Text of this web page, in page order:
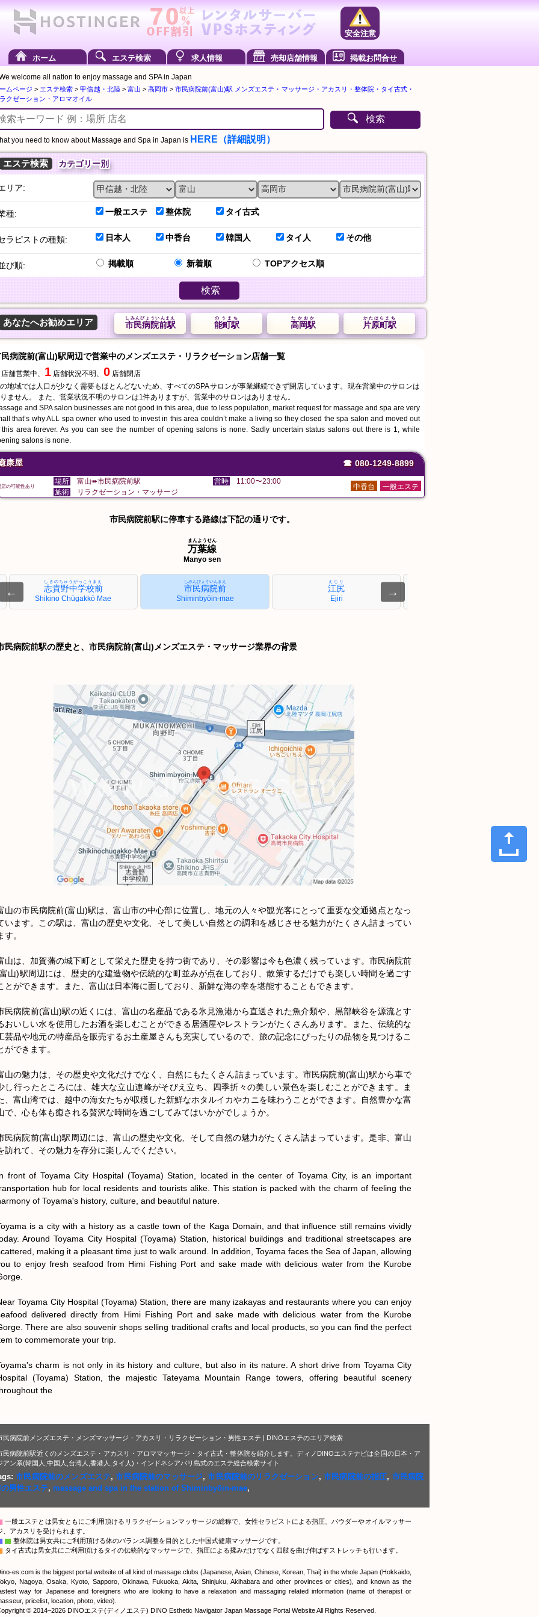
安全注意
ホーム エステ検索 求人情報 売却店舗情報 掲載お問合せ
welcome all nation to enjoy massage and SPA in Japan
ムページ > エステ検索 >甲信越・北陸> 富山 > 高岡市> 市民病院前(富山)駅 メンズエステ・マッサージ・アカスリ・整体院・タイ古式・
クゼーション・アロマオイル
検索
you need to know about Massage and Spa in Japan is HERE（詳細説明）
エステ検索 カテゴリー別
リア:
種: 一般エステ 整体院 タイ古式
ラピストの種類: 日本人 中香台 韓国人 タイ人 その他
び順: 掲載順 新着順 TOPアクセス順
検索
あなたへお勧めエリア 片原町駅
かたはらまち
高岡駅
たかおか
能町駅
のうまち
市民病院前駅
しみんびょういんまえ
病院前(富山)駅周辺で営業中のメンズエステ・リラクゼーション店舗一覧
店舗営業中、 1 店舗状況不明、 0 店舗閉店
地域では人口が少なく需要もほとんどないため、すべてのSPAサロンが事業継続できず閉店しています。現在営業中のサロンは
ません。 また、営業状況不明のサロンは1件ありますが、営業中のサロンはありません。
and SPA salon businesses are not good in this area, due to less population, market request for massage and spa are very
that’s why ALL spa owner who used to invest in this area couldn’t make a living so they closed the spa salon and moved out
this area forever. As you can see the number of opening salons is none. Sadly uncertain status salons out there is 1, while
salons is none.
康屋 ☎ 080-1249-8899
店の可能性あり
場所 富山➠市民病院前駅 営時 11:00〜23:00
一般エステ
中香台
施術 リラクゼーション・マッサージ
市民病院前駅に停車する路線は下記の通りです。
万葉線
まんようせん
Manyo sen
← 志貴野中学校前
しきのちゅうがっこうまえ
Shikino Chūgakkō Mae
市民病院前
しみんびょういんまえ
Shiminbyōin-mae
江尻
えじり
Ejiri
→
民病院前駅の歴史と、市民病院前(富山)メンズエステ・マッサージ業界の背景
山の市民病院前(富山)駅は、富山市の中心部に位置し、地元の人々や観光客にとって重要な交通拠点となっ
います。この駅は、富山の歴史や文化、そして美しい自然との調和を感じさせる魅力がたくさん詰まってい
す。
山は、加賀藩の城下町として栄えた歴史を持つ街であり、その影響は今も色濃く残っています。市民病院前
山)駅周辺には、歴史的な建造物や伝統的な町並みが点在しており、散策するだけでも楽しい時間を過ごす
とができます。また、富山は日本海に面しており、新鮮な海の幸を堪能することもできます。
民病院前(富山)駅の近くには、富山の名産品である氷見漁港から直送された魚介類や、黒部峡谷を源流とす
おいしい水を使用したお酒を楽しむことができる居酒屋やレストランがたくさんあります。また、伝統的な
芸品や地元の特産品を販売するお土産屋さんも充実しているので、旅の記念にぴったりの品物を見つけるこ
ができます。
山の魅力は、その歴史や文化だけでなく、自然にもたくさん詰まっています。市民病院前(富山)駅から車で
し行ったところには、雄大な立山連峰がそびえ立ち、四季折々の美しい景色を楽しむことができます。ま
、富山湾では、越中の海女たちが収穫した新鮮なホタルイカやカニを味わうことができます。自然豊かな富
で、心も体も癒される贅沢な時間を過ごしてみてはいかがでしょうか。
民病院前(富山)駅周辺には、富山の歴史や文化、そして自然の魅力がたくさん詰まっています。是非、富山
訪れて、その魅力を存分に楽しんでください。
front of Toyama City Hospital (Toyama) Station, located in the center of Toyama City, is an important
hub for local residents and tourists alike. This station is packed with the charm of feeling the
of Toyama's history, culture, and beautiful nature.
is a city with a history as a castle town of the Kaga Domain, and that influence still remains vividly
Around Toyama City Hospital (Toyama) Station, historical buildings and traditional streetscapes are
making it a pleasant time just to walk around. In addition, Toyama faces the Sea of Japan, allowing
to enjoy fresh seafood from Himi Fishing Port and sake made with delicious water from the Kurobe
Toyama City Hospital (Toyama) Station, there are many izakayas and restaurants where you can enjoy
delivered directly from Himi Fishing Port and sake made with delicious water from the Kurobe
There are also souvenir shops selling traditional crafts and local products, so you can find the perfect
to commemorate your trip.
charm is not only in its history and culture, but also in its nature. A short drive from Toyama City
(Toyama) Station, the majestic Tateyama Mountain Range towers, offering beautiful scenery
the
民病院前メンズエステ・メンズマッサージ・アカスリ・リラクゼーション・男性エステ | DINOエステのエリア検索
民病院前駅近くのメンズエステ・アカスリ・アロママッサージ・タイ古式・整体院を紹介します。ディノDINOエステナビは全国の日本・ア
アン系(韓国人,中国人,台湾人,香港人,タイ人)・インドネシアバリ島式のエステ総合検索サイト
市民病院前のメンズエステ,市民病院前のマッサージ,市民病院前のリラクゼーション, 市民病院前の指圧, 市民病院
男性エステ, massage and spa in the station of Shiminbyōin-mae,
一般エステとは男女ともにご利用頂けるリラクゼーションマッサージの総称で、女性セラピストによる指圧、パウダーやオイルマッサー
、アカスリを受けられます。
▇ 整体院は男女共にご利用頂ける体のバランス調整を目的とした中国式健康マッサージです。
タイ古式は男女共にご利用頂けるタイの伝統的なマッサージで、指圧による揉みだけでなく四肢を曲げ伸ばすストレッチも行います。
es.com is the biggest portal website of all kind of massage clubs (Japanese, Asian, Chinese, Korean, Thai) in the whole Japan (Hokkaido,
Nagoya, Osaka, Kyoto, Sapporo, Okinawa, Fukuoka, Akita, Shinjuku, Akihabara and other provinces or cities), and known as the
way for Japanese and foreigners who are looking to have a relaxation and massaging related information (name of therapist or
pricelist, location, photo, video).
© 2014–2026 DINOエステ(ディノエステ) DINO Esthetic Navigator Japan Massage Portal Website All Rights Reserved.